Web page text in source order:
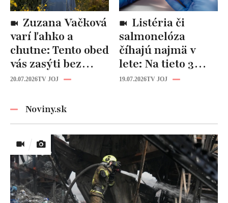
varí ľahko a
chutne: Tento obed
vás zasýti bez
zbytočných kalórií
20.07.2026TV JOJ
salmonelóza
číhajú najmä v
lete: Na tieto 3
pravidlá pri jedle
19.07.2026TV JOJ
Noviny.sk